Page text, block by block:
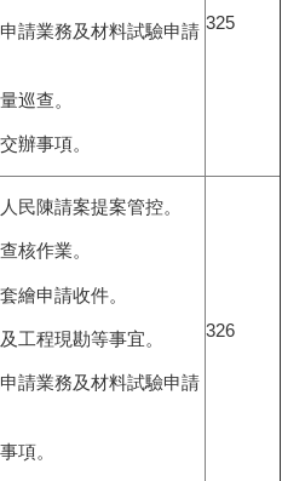
請業務及材料試驗申請
巡查。
辦事項。
325
民陳請案提案管控。
核作業。
繪申請收件。
工程現勘等事宜。
請業務及材料試驗申請
項。
326